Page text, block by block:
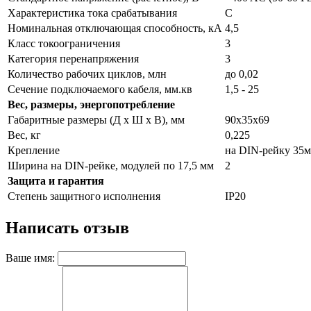
Характеристика тока срабатывания
С
Номинальная отключающая способность, кА 4,5
Класс токоограничения
3
Категория перенапряжения
3
Количество рабочих циклов, млн
до 0,02
Сечение подключаемого кабеля, мм.кв
1,5 - 25
Вес, размеры, энергопотребление
Габаритные размеры (Д х Ш х В), мм
90х35х69
Вес, кг
0,225
Крепление
на DIN-рейку
Ширина на DIN-рейке, модулей по 17,5 мм
2
Защита и гарантия
Степень защитного исполнения
IP20
Написать отзыв
Ваше имя: